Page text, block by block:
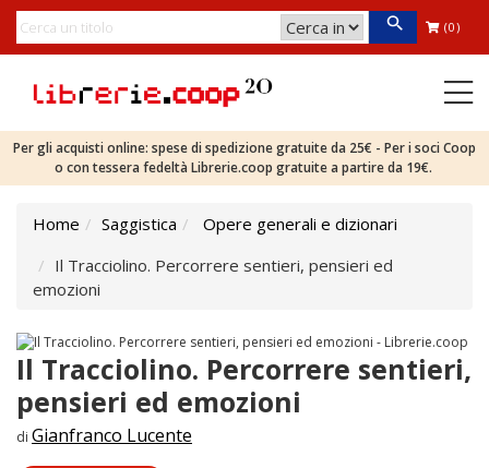
(0)
Per gli acquisti online: spese di spedizione gratuite da 25€ - Per i soci Coop
o con tessera fedeltà Librerie.coop gratuite a partire da 19€.
Home Saggistica
Opere generali e dizionari
Il Tracciolino. Percorrere sentieri, pensieri ed
emozioni
Il Tracciolino. Percorrere sentieri,
pensieri ed emozioni
di Gianfranco Lucente